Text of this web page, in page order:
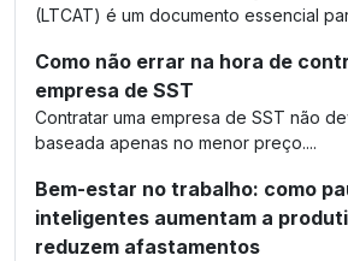
(LTCAT) é um documento essencial
Como não errar na hora de
empresa de SST
Contratar uma empresa de SST não
baseada apenas no menor preço....
Bem-estar no trabalho: como
inteligentes aumentam a
reduzem afastamentos